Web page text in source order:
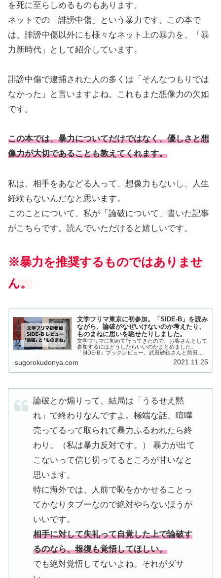
を死に至らしめるものもあります。
ネットでの「誹謗中傷」という暴力です。この本で
は、誹謗中傷以外にも様々なネット上の暴力を、「暴
力新時代」として紹介しています。
誹謗中傷で逮捕された人の多くは「そんなつもりでは
なかった」と言いますよね。これもまた想像力の欠如
です。
この本では、暴力についてだけではなく、優しさと想
像力が大切であることも教えてくれます。
私は、相手をあなどる人って、想像力もないし、人生
経験もないんだなと思います。
このことについて、私が「論破について」書いた記事
がこちらです。読んでいただけると嬉しいです。
※暴力を推奨するものではありませ
ん。
文学フリマ東京に初参加。「SIDE-B」を読み
ながら、論破がなぜいけないのか考えたり、
ものまねに思いを馳せたりしました。
文学フリマに初めて行ってきたので、お客さんとして
参加するにはどうしたらいいのかまとめました。
「SIDE-B」ブックレビュー。武田砂鉄さんと前田隆
弘さんの「なぜ『論破』が流行るのか？」を読みなが
ら苦手な論破について考えたこと、森野広明さんの
sugorokudonya.com 2021.11.25
論破とか煽りって、結局は「うるせえ黙
れ」で終わりなんですよ。極端な話、喧嘩
売ってるって取られて暴力ふるわれたら終
わり。（私は暴力反対です。） 暴力が出て
こないって信じ切ってるところが甘いなと
思います。
特に海外では、人前で恥をかかせることっ
てかなりタブーなので絶対やらないほうが
いいです。
相手に対して失礼って自覚した上で論破す
るのなら、報復も覚悟してほしい。
でも絶対覚悟してないよね。それがダサ